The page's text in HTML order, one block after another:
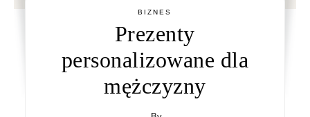
BIZNES
Prezenty
personalizowane dla
mężczyzny